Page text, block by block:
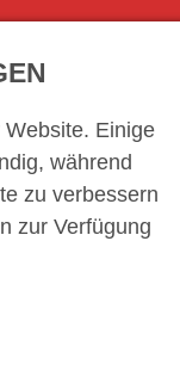
Einige
während
zu verbessern
zur Verfügung